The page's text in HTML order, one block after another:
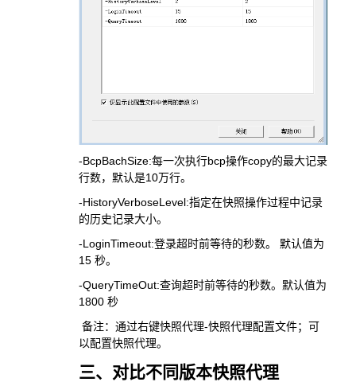
-BcpBachSize:每一次执行bcp操作copy的最大记录
行数，默认是10万行。
-HistoryVerboseLevel:指定在快照操作过程中记录
的历史记录大小。
-LoginTimeout:登录超时前等待的秒数。 默认值为
15 秒。
-QueryTimeOut:查询超时前等待的秒数。默认值为
1800 秒
备注：通过右键快照代理-快照代理配置文件；可
以配置快照代理。
三、对比不同版本快照代理